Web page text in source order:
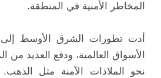
المخاطر الأمنية في المنطقة.
أدت تطورات الشرق الأوسط
الأسواق العالمية، ودفع العديد من
نحو الملاذات الآمنة مثل